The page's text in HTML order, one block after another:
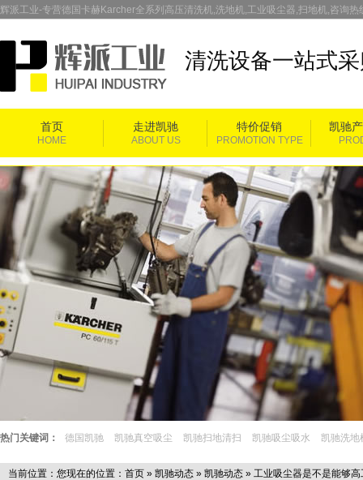
辉派工业-专营德国卡赫Karcher全系列高压清洗机,洗地机,工业吸尘器,扫地机,咨询
清洗设备一站式
首页 走进凯驰 特价促销 凯驰
HOME ABOUT US PROMOTION TYPE
热门关键词： 德国凯驰 凯驰真空吸尘 凯驰扫地清扫 凯驰吸尘吸水 凯驰洗地
当前位置：您现在的位置： 首页 » 凯驰动态 » 凯驰动态 » 工业吸尘器是不是能够